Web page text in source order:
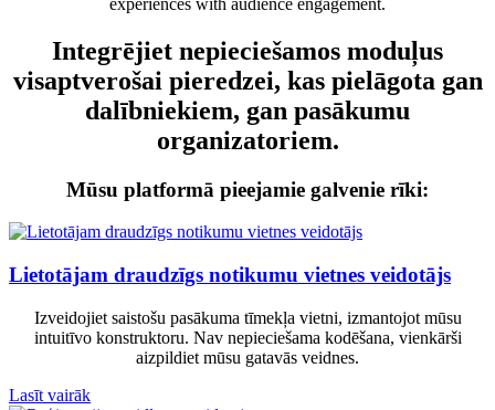
Integrējiet nepieciešamos moduļus
visaptverošai pieredzei, kas pielāgota gan
dalībniekiem, gan pasākumu
organizatoriem.
Mūsu platformā pieejamie galvenie rīki:
Lietotājam draudzīgs notikumu vietnes veidotājs
Izveidojiet saistošu pasākuma tīmekļa vietni, izmantojot mūsu
intuitīvo konstruktoru. Nav nepieciešama kodēšana, vienkārši
aizpildiet mūsu gatavās veidnes.
Lasīt vairāk